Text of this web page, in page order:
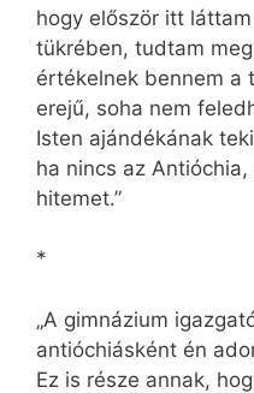
hogy először itt
tükrében, tudtam
értékelnek bennem a
erejű, soha nem
Isten ajándékának
ha nincs az
hitemet.”
*
„A gimnázium
antióchiásként én
Ez is része annak,